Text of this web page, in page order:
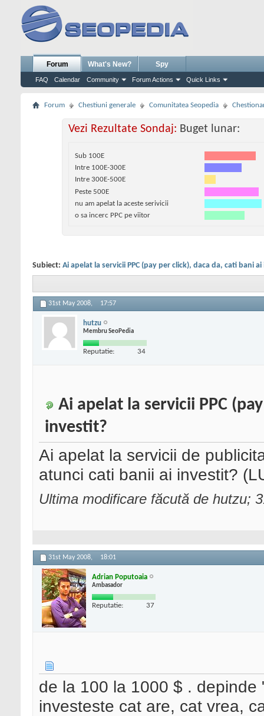
Forum
FAQ Calendar Community Forum Actions Quick Links
What's New? Spy
Forum Chestiuni generale Comunitatea Seopedia
Vezi Rezultate Sondaj: Buget lunar:
Sub 100E
Intre 100E-300E
Intre 300E-500E
Peste 500E
nu am apelat la aceste serivicii
o sa incerc PPC pe viitor
Subiect: Ai apelat la servicii PPC (pay per click), daca da, cati bani
31st May 2008, 17:57
hutzu
Membru SeoPedia
Reputatie: 34
Ai apelat la servicii PPC
investit?
Ai apelat la servicii de
atunci cati banii ai investit?
Ultima modificare făcută de hutzu;
31st May 2008, 18:01
Adrian Poputoaia
Ambasador
Reputatie: 37
de la 100 la 1000 $ .
investeste cat are, cat vrea,